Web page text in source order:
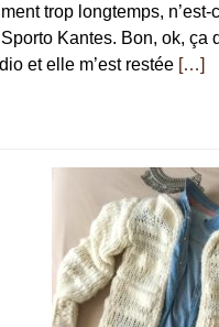
trop longtemps,
Kantes. Bon, ok, ça
et elle m’est restée […]